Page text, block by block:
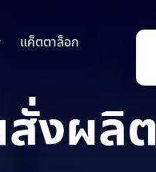
แค็ตตาล็อก
d
t
s
s
สั่งผลิต